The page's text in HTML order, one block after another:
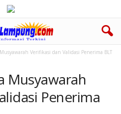
Verifikasi dan Validasi Penerima BLT
Musyawarah
Penerima